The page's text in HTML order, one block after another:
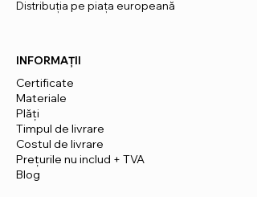
Distribuția pe piața europeană
INFORMAȚII
Certificate
Materiale
Plăți
Timpul de livrare
Costul de livrare
Prețurile nu includ + TVA
Blog